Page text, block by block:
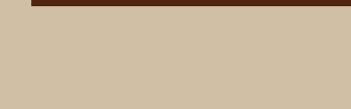
2021年9月